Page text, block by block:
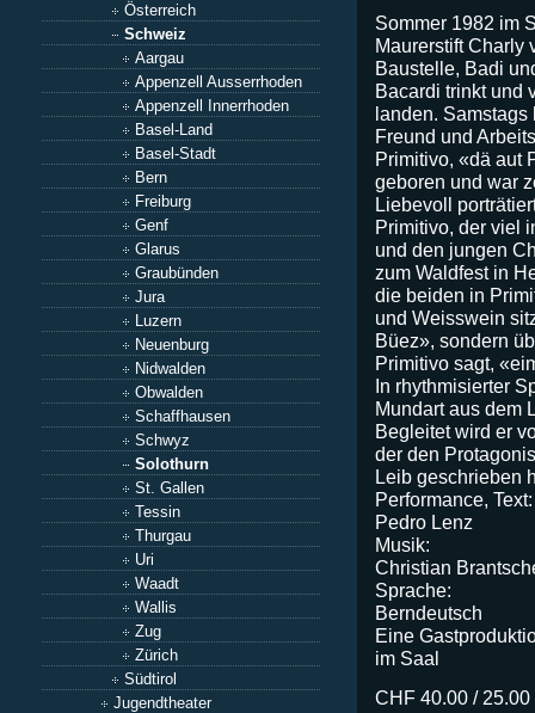
Österreich
Schweiz
Aargau
Appenzell Ausserrhoden
Appenzell Innerrhoden
Basel-Land
Basel-Stadt
Bern
Freiburg
Genf
Glarus
Graubünden
Jura
Luzern
Neuenburg
Nidwalden
Obwalden
Schaffhausen
Schwyz
Solothurn
St. Gallen
Tessin
Thurgau
Uri
Waadt
Wallis
Zug
Zürich
Südtirol
Jugendtheater
Sommer 1982 im
Maurerstift Charly
Baustelle, Badi
Bacardi trinkt und
landen.
Freund und
Primitivo, «dä aut
geboren und war
Liebevoll
Primitivo, der viel
und den jungen
zum Waldfest in
die beiden in
und Weisswein
Büez», sondern
Primitivo sagt,
In rhythmisierter
Mundart aus dem
Begleitet wird er
der den
Leib geschrieben
Performance, Text:
Pedro Lenz
Musik:
Christian
Sprache:
Berndeutsch
Eine
im Saal
CHF 40.00 / 25.00